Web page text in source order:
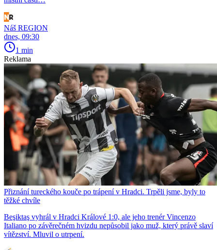
Náš REGION
dnes, 09:30
1 min
Reklama
Přiznání tureckého kouče po trápení v Hradci. Trpěli jsme, byly to
těžké chvíle
Beşiktaş vyhrál v Hradci Králové 1:0, ale jeho trenér Vincenzo
Italiano po závěrečném hvizdu nepůsobil jako muž, který právě slaví
vítězství. Mluvil o utrpení.